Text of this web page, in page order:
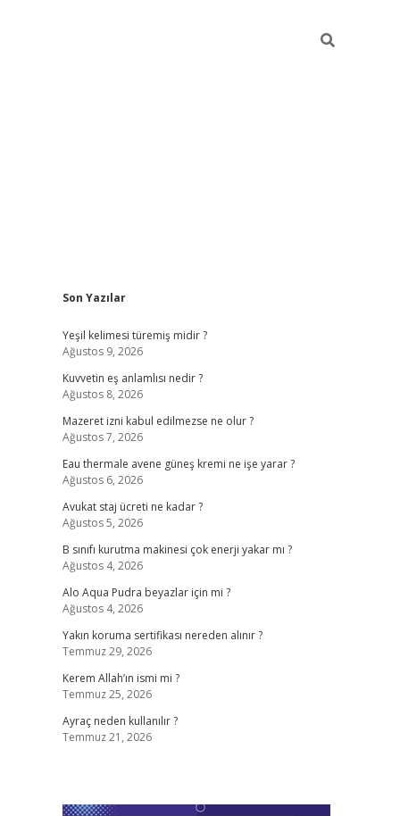
Sidebar
Son Yazılar
Yeşil kelimesi türemiş midir ?
Ağustos 9, 2026
Kuvvetin eş anlamlısı nedir ?
Ağustos 8, 2026
Mazeret izni kabul edilmezse ne olur ?
Ağustos 7, 2026
Eau thermale avene güneş kremi ne işe yarar ?
Ağustos 6, 2026
Avukat staj ücreti ne kadar ?
Ağustos 5, 2026
B sınıfı kurutma makinesi çok enerji yakar mı ?
Ağustos 4, 2026
Alo Aqua Pudra beyazlar için mi ?
Ağustos 4, 2026
Yakın koruma sertifikası nereden alınır ?
Temmuz 29, 2026
Kerem Allah’ın ismi mi ?
Temmuz 25, 2026
Ayraç neden kullanılır ?
Temmuz 21, 2026